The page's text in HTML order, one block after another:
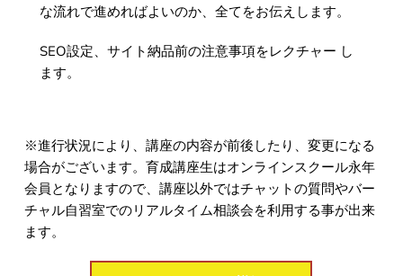
な流れで進めればよいのか、全てをお伝えします。
SEO設定、サイト納品前の注意事項をレクチャー し
ます。
※進行状況により、講座の内容が前後したり、変更になる
場合がございます。育成講座生はオンラインスクール永年
会員となりますので、講座以外ではチャットの質問やバー
チャル自習室でのリアルタイム相談会を利用する事が出来
ます。